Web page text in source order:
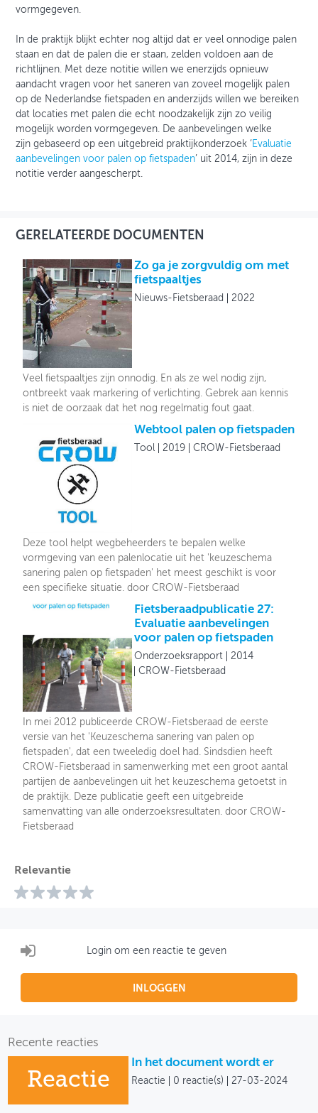
vormgegeven.
In de praktijk blijkt echter nog altijd dat er veel onnodige palen
staan en dat de palen die er staan, zelden voldoen aan de
richtlijnen. Met deze notitie willen we enerzijds opnieuw
aandacht vragen voor het saneren van zoveel mogelijk palen
op de Nederlandse fietspaden en anderzijds willen we bereiken
dat locaties met palen die echt noodzakelijk zijn zo veilig
mogelijk worden vormgegeven. De aanbevelingen welke
zijn gebaseerd op een uitgebreid praktijkonderzoek ‘ Evaluatie
aanbevelingen voor palen op fietspaden’ uit 2014, zijn in deze
notitie verder aangescherpt.
GERELATEERDE DOCUMENTEN
Zo ga je zorgvuldig om met
fietspaaltjes
Nieuws-Fietsberaad 2022
Veel fietspaaltjes zijn onnodig. En als ze wel nodig zijn,
ontbreekt vaak markering of verlichting. Gebrek aan kennis
is niet de oorzaak dat het nog regelmatig fout gaat.
Webtool palen op fietspaden
Tool 2019 CROW-Fietsberaad
Deze tool helpt wegbeheerders te bepalen welke
vormgeving van een palenlocatie uit het 'keuzeschema
sanering palen op fietspaden' het meest geschikt is voor
een specifieke situatie. door CROW-Fietsberaad
Fietsberaadpublicatie 27:
Evaluatie aanbevelingen
voor palen op fietspaden
Onderzoeksrapport
2014
CROW-Fietsberaad
In mei 2012 publiceerde CROW-Fietsberaad de eerste
versie van het 'Keuzeschema sanering van palen op
fietspaden', dat een tweeledig doel had. Sindsdien heeft
CROW-Fietsberaad in samenwerking met een groot aantal
partijen de aanbevelingen uit het keuzeschema getoetst in
de praktijk. Deze publicatie geeft een uitgebreide
samenvatting van alle onderzoeksresultaten. door CROW-
Fietsberaad
Relevantie
Login om een reactie te geven
INLOGGEN
Recente reacties
Reactie
In het document wordt er
Reactie 0 reactie(s) 27-03-2024